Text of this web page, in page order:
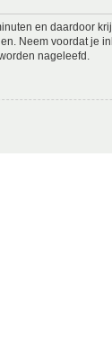
en daardoor
Neem voordat je
nageleefd.